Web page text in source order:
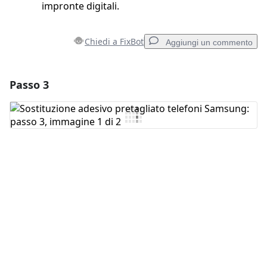
impronte digitali.
Chiedi a FixBot Aggiungi un commento
Aggiungi Commento
Passo 3